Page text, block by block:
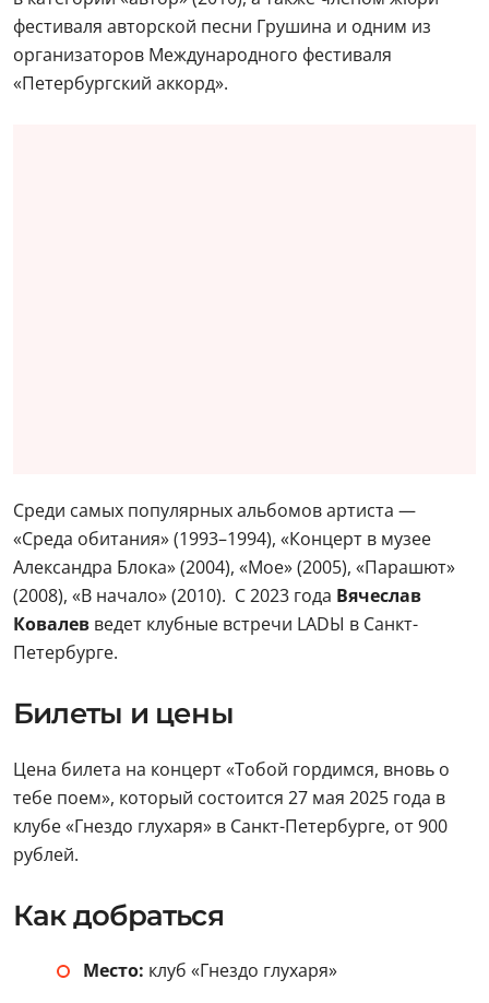
фестиваля авторской песни Грушина и одним из
организаторов Международного фестиваля
«Петербургский аккорд».
Среди самых популярных альбомов артиста —
«Среда обитания» (1993–1994), «Концерт в музее
Александра Блока» (2004), «Мое» (2005), «Парашют»
(2008), «В начало» (2010). С 2023 года Вячеслав
Ковалев ведет клубные встречи LADЫ в Санкт-
Петербурге.
Билеты и цены
Цена билета на концерт «Тобой гордимся, вновь о
тебе поем», который состоится 27 мая 2025 года в
клубе «Гнездо глухаря» в Санкт-Петербурге, от 900
рублей.
Как добраться
Место: клуб «Гнездо глухаря»